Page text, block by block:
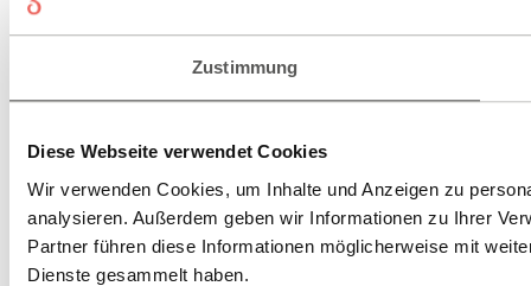
Zustimmung
Diese Webseite verwendet Cookies
Wir verwenden Cookies, um Inhalte und Anzeigen zu
analysieren. Außerdem geben wir Informationen zu Ihrer
Partner führen diese Informationen möglicherweise mit
Dienste gesammelt haben.